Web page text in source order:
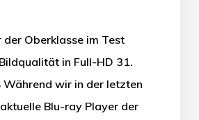
der Oberklasse im Test
in Full-HD 31.
wir in der letzten
Blu-ray Player der